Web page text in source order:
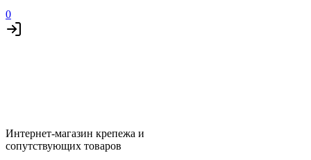
0
Интернет-магазин крепежа и
сопутствующих товаров